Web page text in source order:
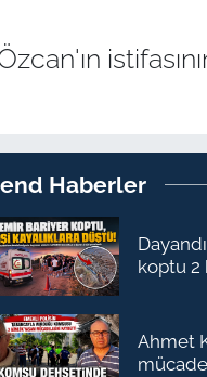
Haberler
koptu 2
Ahmet